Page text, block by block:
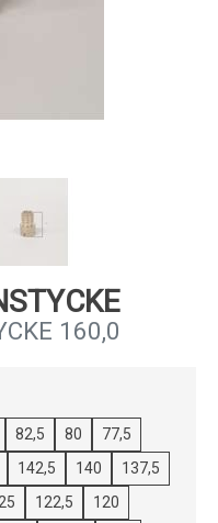
Kundservice
160,0
82,5 80
77,5
142,5 140
137,5
122,5
120